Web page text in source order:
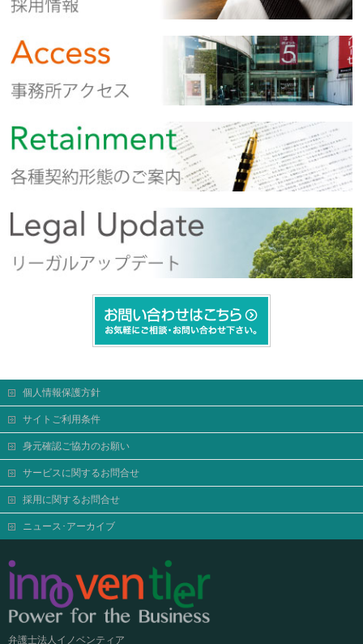
個人情報保護方針
サイトご利用条件
身元確認ご協力のお願い
サービスに関するお問合せ
採用に関するお問合せ
ニュース･アーカイブ
弁護士法人イノベンティア